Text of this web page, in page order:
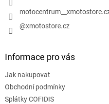
@xmotostore.cz
Informace pro vás
Jak nakupovat
Obchodní podmínky
Splátky COFIDIS